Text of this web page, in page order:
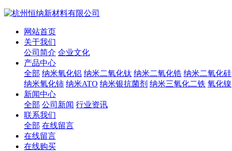
网站首页
关于我们
公司简介 企业文化
产品中心
全部 纳米氧化铝 纳米二氧化钛 纳米二氧化锆 纳米二氧化硅
纳米氧化铈 纳米ATO 纳米银抗菌剂 纳米三氧化二铁 氧化镍
新闻中心
全部 公司新闻 行业资讯
联系我们
全部 在线留言
在线留言
在线购买